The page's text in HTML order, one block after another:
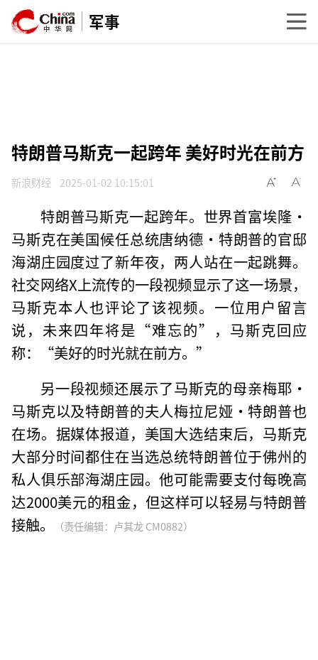
军事
特朗普马斯克一起跨年 美好时光在前方
新浪财经 2025-01-02 10:15:01
特朗普马斯克一起跨年。世界首富埃隆·
马斯克在美国候任总统唐纳德·特朗普的官邸
海湖庄园度过了新年夜，两人站在一起跳舞。
社交网络X上流传的一段视频显示了这一场景，
马斯克本人也评论了该视频。一位用户留言
说，未来四年将是“难忘的”，马斯克回应
称：“美好的时光就在前方。”
另一段视频还展示了马斯克的母亲梅耶·
马斯克以及特朗普的夫人梅拉尼娅·特朗普也
在场。据媒体报道，美国大选结束后，马斯克
大部分时间都住在当选总统特朗普位于佛州的
私人俱乐部海湖庄园。他可能需要支付每晚高
达2000美元的租金，但这样可以轻易与特朗普
接触。
（责任编辑：卢其龙 CM0882）